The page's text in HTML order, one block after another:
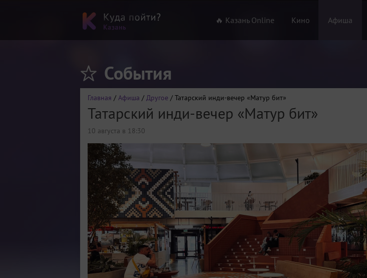
🔥 Казань Online Кино Афиша
События
Главная / Афиша / Другое / Татарский инди-вечер «Матур бит»
Татарский инди-вечер «Матур бит»
10 августа в 18:30